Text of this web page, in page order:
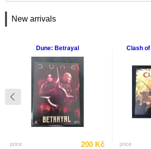
New arrivals
Dune: Betrayal
price 200 Kč
Clash
price